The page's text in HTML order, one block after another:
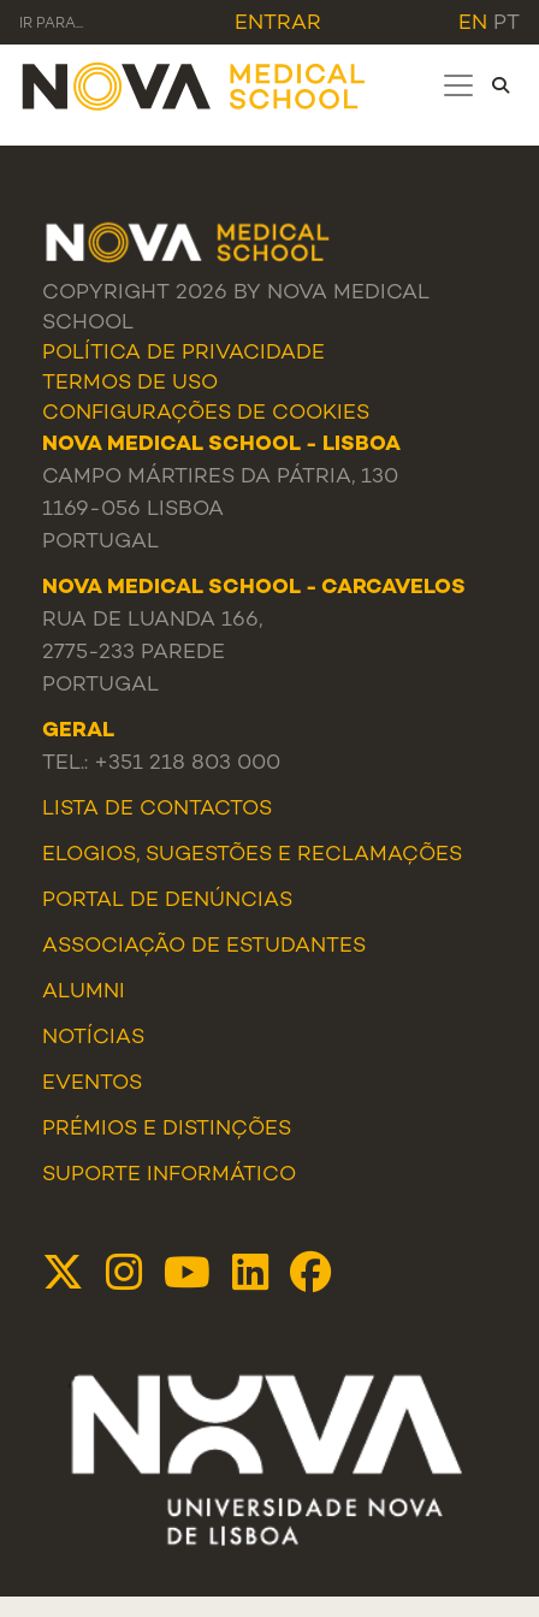
IR PARA... ENTRAR EN PT
COPYRIGHT 2026 BY NOVA MEDICAL
SCHOOL
POLÍTICA DE PRIVACIDADE
TERMOS DE USO
CONFIGURAÇÕES DE COOKIES
NOVA MEDICAL SCHOOL - LISBOA
CAMPO MÁRTIRES DA PÁTRIA, 130
1169-056 LISBOA
PORTUGAL
NOVA MEDICAL SCHOOL - CARCAVELOS
RUA DE LUANDA 166,
2775-233 PAREDE
PORTUGAL
GERAL
TEL.: +351 218 803 000
LISTA DE CONTACTOS
ELOGIOS, SUGESTÕES E RECLAMAÇÕES
PORTAL DE DENÚNCIAS
ASSOCIAÇÃO DE ESTUDANTES
ALUMNI
NOTÍCIAS
EVENTOS
PRÉMIOS E DISTINÇÕES
SUPORTE INFORMÁTICO